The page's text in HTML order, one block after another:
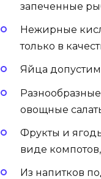
запеченные
Нежирные
только в
Яйца
овощные
Фрукты и
виде
Из напитков